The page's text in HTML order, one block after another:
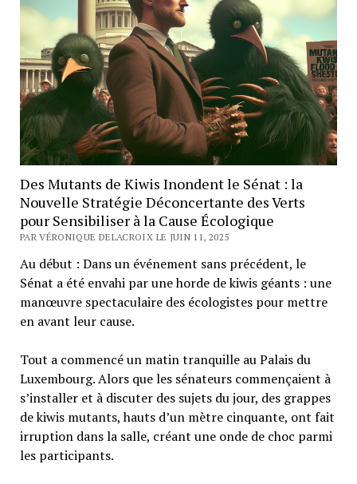
Des Mutants de Kiwis Inondent le Sénat : la
Nouvelle Stratégie Déconcertante des Verts
pour Sensibiliser à la Cause Écologique
PAR VÉRONIQUE DELACROIX LE JUIN 11, 2025
Au début : Dans un événement sans précédent, le
Sénat a été envahi par une horde de kiwis géants : une
manœuvre spectaculaire des écologistes pour mettre
en avant leur cause.
Tout a commencé un matin tranquille au Palais du
Luxembourg. Alors que les sénateurs commençaient à
s’installer et à discuter des sujets du jour, des grappes
de kiwis mutants, hauts d’un mètre cinquante, ont fait
irruption dans la salle, créant une onde de choc parmi
les participants.